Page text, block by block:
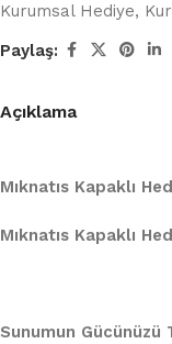
Kurumsal Hediye,
Paylaş:
Açıklama
Mıknatıs Kapaklı
Mıknatıs Kapaklı
Sunumun Gücünüzü